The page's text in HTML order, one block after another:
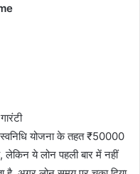
योजना के तहत ₹50000
लेकिन ये लोन पहली बार में नहीं